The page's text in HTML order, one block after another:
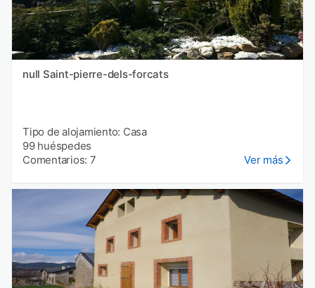
null Saint-pierre-dels-forcats
Tipo de alojamiento: Casa
99 huéspedes
Comentarios: 7
Ver más